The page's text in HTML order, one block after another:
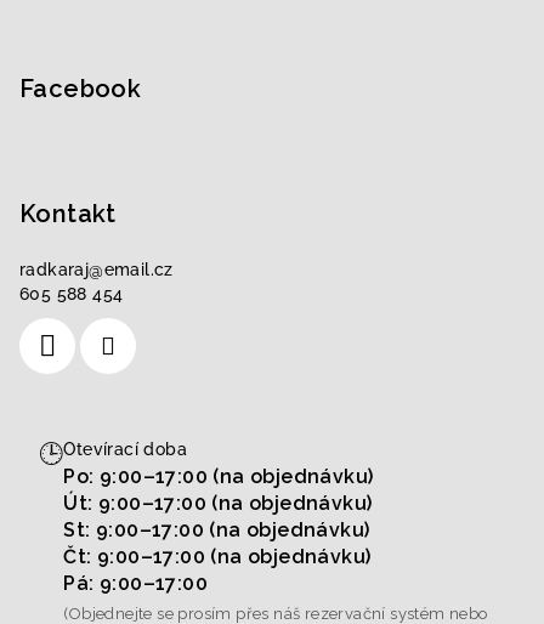
Facebook
Kontakt
radkaraj@email.cz
605 588 454
🕒Otevírací doba
Po: 9:00–17:00 (na objednávku)
Út: 9:00–17:00 (na objednávku)
St: 9:00–17:00 (na objednávku)
Čt: 9:00–17:00 (na objednávku)
Pá: 9:00–17:00
(Objednejte se prosím přes náš rezervační systém nebo